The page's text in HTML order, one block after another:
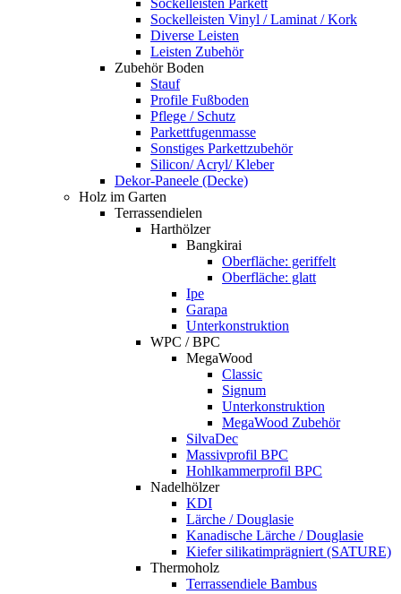
Sockelleisten Vinyl / Laminat / Kork
Diverse Leisten
Leisten Zubehör
Zubehör Boden
Stauf
Profile Fußboden
Pflege / Schutz
Parkettfugenmasse
Sonstiges Parkettzubehör
Silicon/ Acryl/ Kleber
Dekor-Paneele (Decke)
Holz im Garten
Terrassendielen
Harthölzer
Bangkirai
Oberfläche: geriffelt
Oberfläche: glatt
Ipe
Garapa
Unterkonstruktion
WPC / BPC
MegaWood
Classic
Signum
Unterkonstruktion
MegaWood Zubehör
SilvaDec
Massivprofil BPC
Hohlkammerprofil BPC
Nadelhölzer
KDI
Lärche / Douglasie
Kanadische Lärche / Douglasie
Kiefer silikatimprägniert (SATURE)
Thermoholz
Terrassendiele Bambus